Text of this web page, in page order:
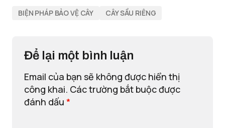
BIỆN PHÁP BẢO VỆ CÂY CÂY SẦU RIÊNG
Để lại một bình luận
Email của bạn sẽ không được hiển thị
công khai. Các trường bắt buộc được
đánh dấu *